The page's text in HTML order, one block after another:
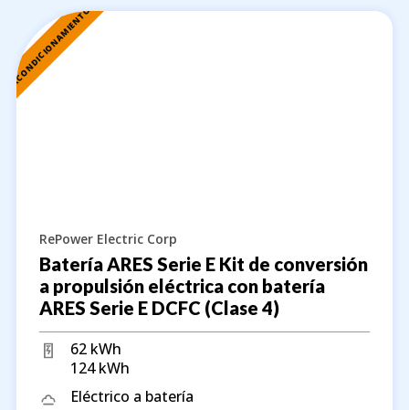
REACONDICIONAMIENTO
RePower Electric Corp
Batería ARES Serie E Kit de conversión
a propulsión eléctrica con batería
ARES Serie E DCFC (Clase 4)
62 kWh
124 kWh
Eléctrico a batería